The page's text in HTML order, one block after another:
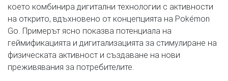
което комбинира дигитални технологии с активности
на открито, вдъхновено от концепцията на Pokémon
Go. Примерът ясно показва потенциала на
геймификацията и дигитализацията за стимулиране на
физическата активност и създаване на нови
преживявания за потребителите.